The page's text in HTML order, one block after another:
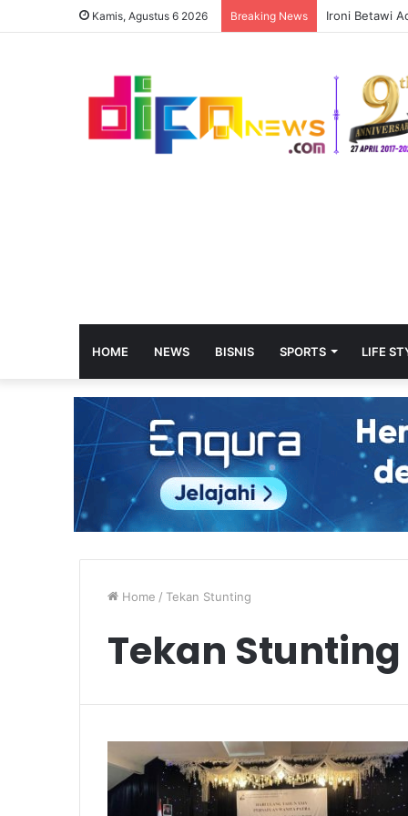
Kamis, Agustus 6 2026 Breaking News Tak Perlu
HOME NEWS BISNIS SPORTS LIFE
Home / Tekan Stunting
Tekan Stunting